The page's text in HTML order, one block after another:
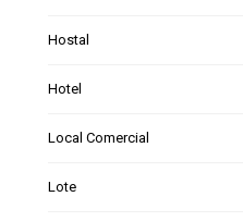
Hostal
Hotel
Local Comercial
Lote